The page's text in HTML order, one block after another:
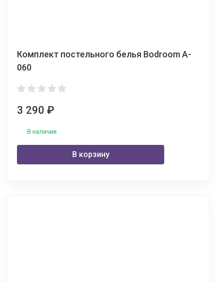
Комплект постельного белья Bodroom A-
060
3 290 ₽
В наличии
В корзину